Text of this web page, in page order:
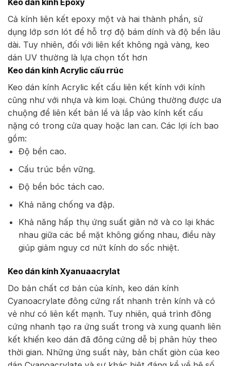
Keo dán kính Epoxy
Cả kính liên kết epoxy một và hai thành phần, sử
dụng lớp sơn lót để hỗ trợ độ bám dính và độ bền lâu
dài. Tuy nhiên, đối với liên kết không ngả vàng, keo
dán UV thường là lựa chọn tốt hơn
Keo dán kính Acrylic cấu rrúc
Keo dán kính Acrylic kết cấu liên kết kính với kính
cũng như với nhựa và kim loại. Chúng thường được ưa
chuộng để liên kết bản lề và lắp vào kính kết cấu
nặng có trong cửa quay hoặc lan can. Các lợi ích bao
gồm:
Độ bền cao.
Cấu trúc bền vững.
Độ bền bóc tách cao.
Khả năng chống va đập.
Khả năng hấp thụ ứng suất giãn nở và co lại khác
nhau giữa các bề mặt không giống nhau, điều này
giúp giảm nguy cơ nứt kính do sốc nhiệt.
Keo dán kính Xyanuaacrylat
Do bản chất cơ bản của kính, keo dán kính
Cyanoacrylate đông cứng rất nhanh trên kính và có
vẻ như có liên kết mạnh. Tuy nhiên, quá trình đông
cứng nhanh tạo ra ứng suất trong và xung quanh liên
kết khiến keo dán đã đông cứng dễ bị phân hủy theo
thời gian. Những ứng suất này, bản chất giòn của keo